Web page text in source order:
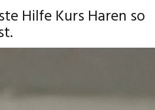
Hilfe Kurs Haren so